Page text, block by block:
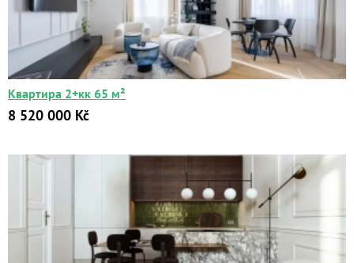
Квартира 2+кк 65 м²
8 520 000 Kč